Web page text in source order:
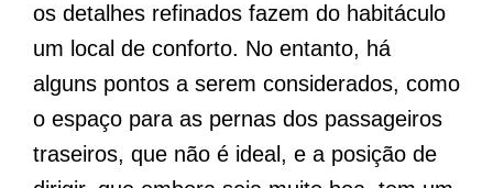
os detalhes refinados fazem do habitáculo
um local de conforto. No entanto, há
alguns pontos a serem considerados, como
o espaço para as pernas dos passageiros
traseiros, que não é ideal, e a posição de